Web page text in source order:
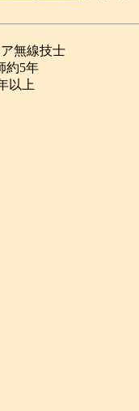
無線技士
約5年
以上